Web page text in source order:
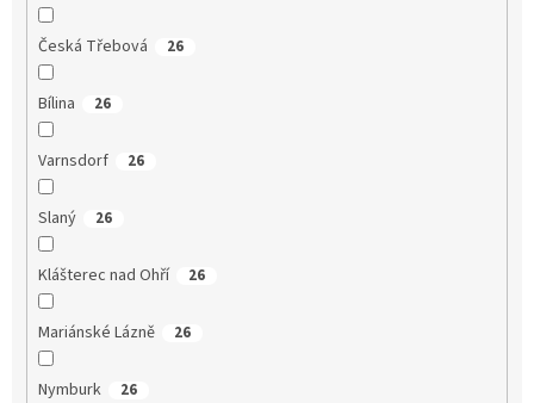
Česká Třebová 26
Bílina 26
Varnsdorf 26
Slaný 26
Klášterec nad Ohří 26
Mariánské Lázně 26
Nymburk 26